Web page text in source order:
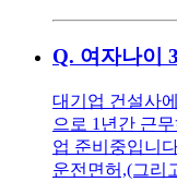
Q. 여자나이
대기업 건설사
으로 1년간 근
업 준비중입니
운전면허,(그리